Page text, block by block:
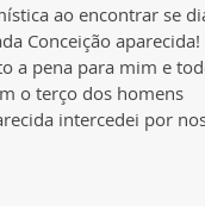
ao encontrar se
Conceição aparecida!
a pena para mim e
o terço dos homens
intercedei por